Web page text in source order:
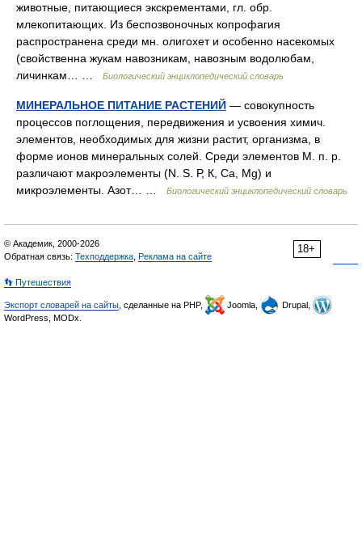
животные, питающиеся экскрементами, гл. обр.
млекопитающих. Из беспозвоночных копрофагия
распространена среди мн. олигохет и особенно насекомых
(свойственна жукам навозникам, навозным водолюбам,
личинкам… …
Биологический энциклопедический словарь
МИНЕРАЛЬНОЕ ПИТАНИЕ РАСТЕНИЙ — совокупность
процессов поглощения, передвижения и усвоения химич.
элементов, необходимых для жизни растит, организма, в
форме ионов минеральных солей. Среди элементов М. п. р.
различают макроэлементы (N. S. Р, К, Са, Mg) и
микроэлементы. Азот… …
Биологический энциклопедический словарь
18+
© Академик, 2000-2026
Обратная связь: Техподдержка Реклама на сайте
👣 Путешествия
Экспорт словарей на сайты , сделанные на PHP, Joomla,
Drupal,
WordPress, MODx.